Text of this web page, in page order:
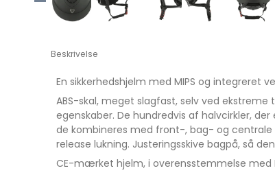
Beskrivelse
En sikkerhedshjelm med MIPS og integreret
ABS-skal, meget slagfast, selv ved
egenskaber. De hundredvis af halvcirkler,
de kombineres med front-, bag- og
release lukning. Justeringsskive bagpå, så
CE-mærket hjelm, i overensstemmelse med